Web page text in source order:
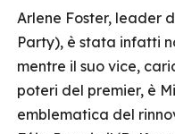
Arlene Foster, leader
Party), è stata infatti
mentre il suo vice,
poteri del premier, è
emblematica del